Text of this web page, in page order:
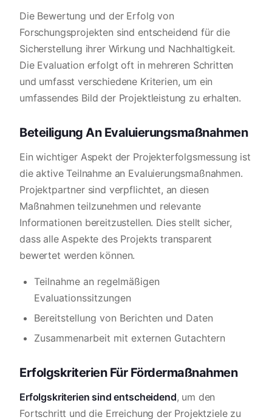
Die Bewertung und der Erfolg von
Forschungsprojekten sind entscheidend für die
Sicherstellung ihrer Wirkung und Nachhaltigkeit.
Die Evaluation erfolgt oft in mehreren Schritten
und umfasst verschiedene Kriterien, um ein
umfassendes Bild der Projektleistung zu erhalten.
Beteiligung An Evaluierungsmaßnahmen
Ein wichtiger Aspekt der Projekterfolgsmessung ist
die aktive Teilnahme an Evaluierungsmaßnahmen.
Projektpartner sind verpflichtet, an diesen
Maßnahmen teilzunehmen und relevante
Informationen bereitzustellen. Dies stellt sicher,
dass alle Aspekte des Projekts transparent
bewertet werden können.
Teilnahme an regelmäßigen
Evaluationssitzungen
Bereitstellung von Berichten und Daten
Zusammenarbeit mit externen Gutachtern
Erfolgskriterien Für Fördermaßnahmen
Erfolgskriterien sind entscheidend, um den
Fortschritt und die Erreichung der Projektziele zu